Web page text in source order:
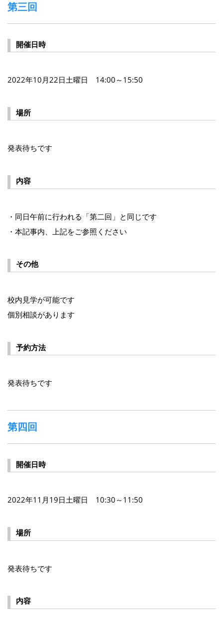
第三回
開催日時
2022年10月22日土曜日 14:00～15:50
場所
発表待ちです
内容
・同日午前に行われる「第二回」と同じです
・本記事内、上記をご参照ください
その他
校内見学が可能です
個別相談があります
予約方法
発表待ちです
第四回
開催日時
2022年11月19日土曜日 10:30～11:50
場所
発表待ちです
内容